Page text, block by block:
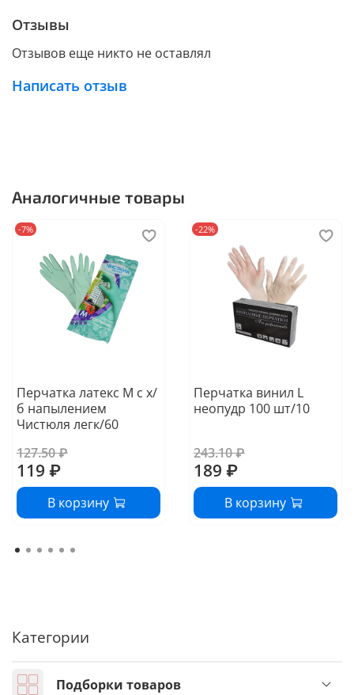
Отзывы
Отзывов еще никто не оставлял
Написать отзыв
Аналогичные товары
-7%
Перчатка латекс M с х/
б напылением
Чистюля легк/60
127.50 ₽
119 ₽
В корзину
-22%
Перчатка винил L
неопудр 100 шт/10
243.10 ₽
189 ₽
В корзину
Категории
Подборки товаров